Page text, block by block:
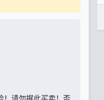
！请勿据此买卖！否